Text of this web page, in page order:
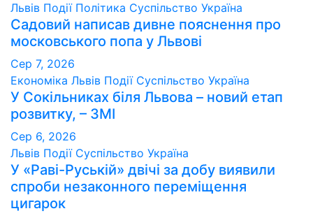
Львів Події Політика Суспільство Україна
Садовий написав дивне пояснення про
московського попа у Львові
Сер 7, 2026
Економіка Львів Події Суспільство Україна
У Сокільниках біля Львова – новий етап
розвитку, – ЗМІ
Сер 6, 2026
Львів Події Суспільство Україна
У «Раві-Руській» двічі за добу виявили
спроби незаконного переміщення
цигарок